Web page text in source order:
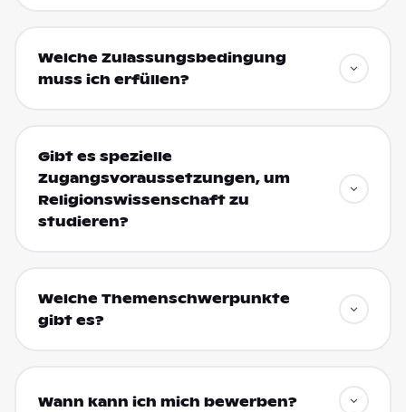
Welche Zulassungsbedingung
muss ich erfüllen?
Gibt es spezielle
Zugangsvoraussetzungen, um
Religionswissenschaft zu
studieren?
Welche Themenschwerpunkte
gibt es?
Wann kann ich mich bewerben?